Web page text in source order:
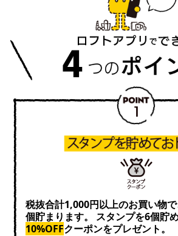
税抜合計1,000円以上のお買い物
個貯まります。 スタンプを6個貯め
10%OFFクーポンをプレゼント。